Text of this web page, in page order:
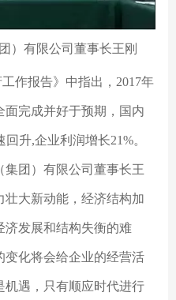
）有限公司董事长王刚
作报告》中指出，2017年
完成并好于预期，国内
升,企业利润增长21%。
团）有限公司董事长王
壮大新动能，经济结构加
济发展和结构失衡的难
变化将会给企业的经营活
机遇，只有顺应时代进行